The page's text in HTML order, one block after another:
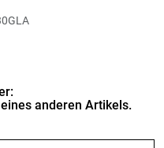
anderen Artikels.